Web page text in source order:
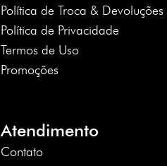
Política de Troca & Devoluções
Política de Privacidade
Termos de Uso
Promoções
Atendimento
Contato